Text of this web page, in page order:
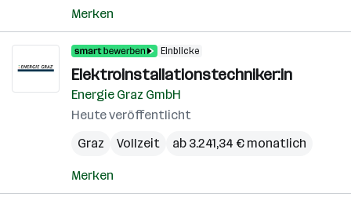
Merken
Einblicke
Elektroinstallationstechniker:in
Energie Graz GmbH
Heute veröffentlicht
Graz
Vollzeit ab 3.241,34 € monatlich
Merken